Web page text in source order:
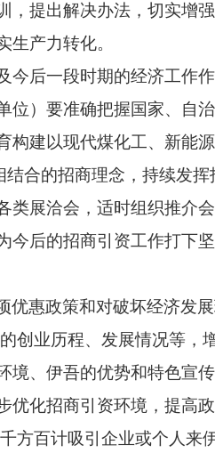
，提出解决办法，切实增
产力转化。
今后一段时期的经济工作
位）要准确把握国家、自
构建以现代煤化工、新能
结合的招商理念，持续发挥
类展洽会，适时组织推介
今后的招商引资工作打下
优惠政策和对破坏经济发
创业历程、发展情况等，
境、伊吾的优势和特色宣
优化招商引资环境，提高
方百计吸引企业或个人来